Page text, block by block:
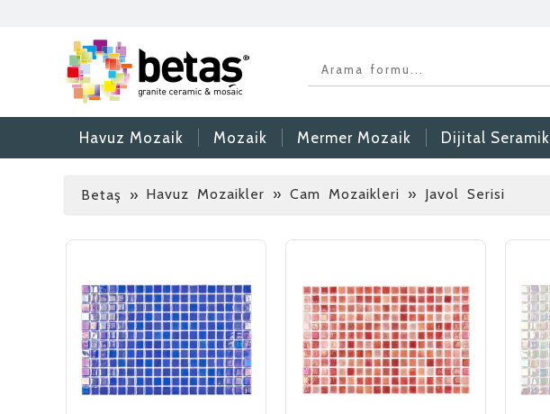
Havuz Mozaik Mozaik Mermer Mozaik Dijital Seramik
Betaş » Havuz Mozaikler » Cam Mozaikleri » Javol Serisi